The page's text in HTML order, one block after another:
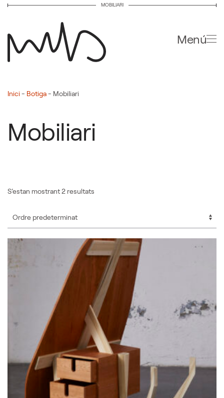
Skip to main content
MOBILIARI
Menú
Inici- Botiga- Mobiliari
Mobiliari
S’estan mostrant 2 resultats